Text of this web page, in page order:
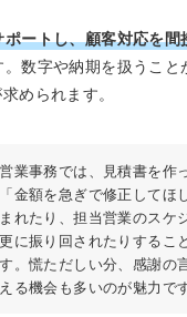
ポートし、顧客対応を間
。数字や納期を扱うこと
められます。
営業事務では、見積書を作
「金額を急ぎで修正してほ
まれたり、担当営業のスケ
更に振り回されたりするこ
す。慌ただしい分、感謝の
える機会も多いのが魅力です